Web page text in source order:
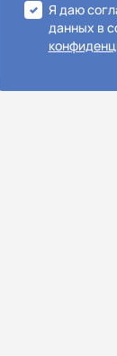
Я даю
данных в